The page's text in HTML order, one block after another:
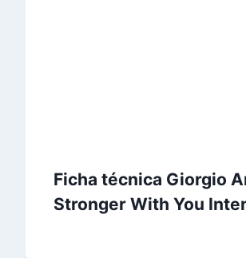
Ficha técnica Giorgio
Stronger With You